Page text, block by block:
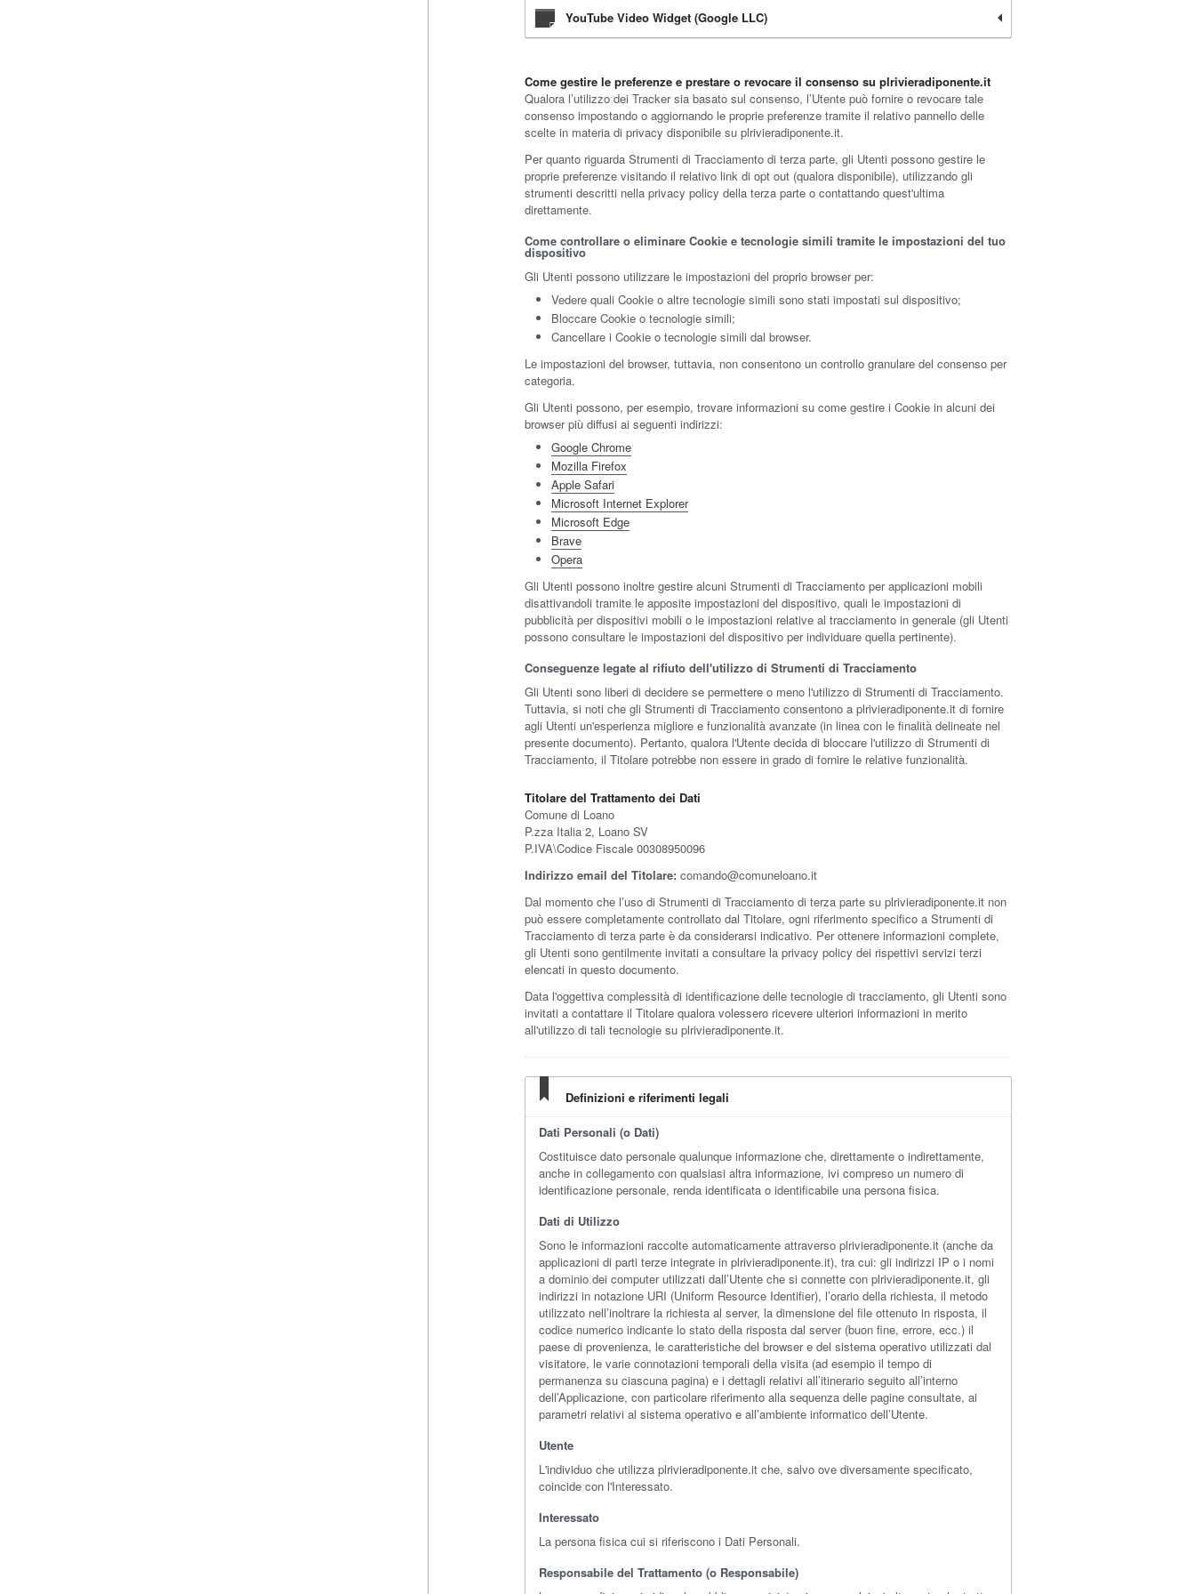
YouTube Video Widget (Google LLC)
Come gestire le preferenze e prestare o revocare il consenso su plrivieradiponente.it
Qualora l’utilizzo dei Tracker sia basato sul consenso, l’Utente può fornire o revocare tale
consenso impostando o aggiornando le proprie preferenze tramite il relativo pannello delle
scelte in materia di privacy disponibile su plrivieradiponente.it.
Per quanto riguarda Strumenti di Tracciamento di terza parte, gli Utenti possono gestire le
proprie preferenze visitando il relativo link di opt out (qualora disponibile), utilizzando gli
strumenti descritti nella privacy policy della terza parte o contattando quest'ultima
direttamente.
Come controllare o eliminare Cookie e tecnologie simili tramite le impostazioni del tuo
dispositivo
Gli Utenti possono utilizzare le impostazioni del proprio browser per:
Vedere quali Cookie o altre tecnologie simili sono stati impostati sul dispositivo;
Bloccare Cookie o tecnologie simili;
Cancellare i Cookie o tecnologie simili dal browser.
Le impostazioni del browser, tuttavia, non consentono un controllo granulare del consenso per
categoria.
Gli Utenti possono, per esempio, trovare informazioni su come gestire i Cookie in alcuni dei
browser più diffusi ai seguenti indirizzi:
Google Chrome
Mozilla Firefox
Apple Safari
Microsoft Internet Explorer
Microsoft Edge
Brave
Opera
Gli Utenti possono inoltre gestire alcuni Strumenti di Tracciamento per applicazioni mobili
disattivandoli tramite le apposite impostazioni del dispositivo, quali le impostazioni di
pubblicità per dispositivi mobili o le impostazioni relative al tracciamento in generale (gli Utenti
possono consultare le impostazioni del dispositivo per individuare quella pertinente).
Conseguenze legate al rifiuto dell'utilizzo di Strumenti di Tracciamento
Gli Utenti sono liberi di decidere se permettere o meno l'utilizzo di Strumenti di Tracciamento.
Tuttavia, si noti che gli Strumenti di Tracciamento consentono a plrivieradiponente.it di fornire
agli Utenti un'esperienza migliore e funzionalità avanzate (in linea con le finalità delineate nel
presente documento). Pertanto, qualora l'Utente decida di bloccare l'utilizzo di Strumenti di
Tracciamento, il Titolare potrebbe non essere in grado di fornire le relative funzionalità.
Titolare del Trattamento dei Dati
Comune di Loano
P.zza Italia 2, Loano SV
P.IVA\Codice Fiscale 00308950096
Indirizzo email del Titolare: comando@comuneloano.it
Dal momento che l’uso di Strumenti di Tracciamento di terza parte su plrivieradiponente.it non
può essere completamente controllato dal Titolare, ogni riferimento specifico a Strumenti di
Tracciamento di terza parte è da considerarsi indicativo. Per ottenere informazioni complete,
gli Utenti sono gentilmente invitati a consultare la privacy policy dei rispettivi servizi terzi
elencati in questo documento.
Data l'oggettiva complessità di identificazione delle tecnologie di tracciamento, gli Utenti sono
invitati a contattare il Titolare qualora volessero ricevere ulteriori informazioni in merito
all'utilizzo di tali tecnologie su plrivieradiponente.it.
Definizioni e riferimenti legali
Dati Personali (o Dati)
Costituisce dato personale qualunque informazione che, direttamente o indirettamente,
anche in collegamento con qualsiasi altra informazione, ivi compreso un numero di
identificazione personale, renda identificata o identificabile una persona fisica.
Dati di Utilizzo
Sono le informazioni raccolte automaticamente attraverso plrivieradiponente.it (anche da
applicazioni di parti terze integrate in plrivieradiponente.it), tra cui: gli indirizzi IP o i nomi
a dominio dei computer utilizzati dall’Utente che si connette con plrivieradiponente.it, gli
indirizzi in notazione URI (Uniform Resource Identifier), l’orario della richiesta, il metodo
utilizzato nell’inoltrare la richiesta al server, la dimensione del file ottenuto in risposta, il
codice numerico indicante lo stato della risposta dal server (buon fine, errore, ecc.) il
paese di provenienza, le caratteristiche del browser e del sistema operativo utilizzati dal
visitatore, le varie connotazioni temporali della visita (ad esempio il tempo di
permanenza su ciascuna pagina) e i dettagli relativi all’itinerario seguito all’interno
dell’Applicazione, con particolare riferimento alla sequenza delle pagine consultate, ai
parametri relativi al sistema operativo e all’ambiente informatico dell’Utente.
Utente
L'individuo che utilizza plrivieradiponente.it che, salvo ove diversamente specificato,
coincide con l'Interessato.
Interessato
La persona fisica cui si riferiscono i Dati Personali.
Responsabile del Trattamento (o Responsabile)